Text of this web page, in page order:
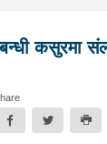
कसुरमा